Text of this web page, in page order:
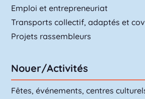
Emploi et entrepreneuriat
Transports collectif, adaptés et
Projets rassembleurs
Nouer/Activités
Fêtes, événements, centres